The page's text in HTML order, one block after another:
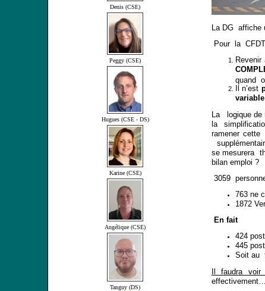
Denis (CSE)
Peggy (CSE)
Hugues (CSE - DS)
Karine (CSE)
Angélique (CSE)
Tanguy (DS)
La DG
Pour la
quand
Il n’est
La logique de
la
ramener
se mesurera
bilan emploi ?
3059
763 ne
1872
En fait
424
445
Soit au
Il faudra voir
effectivement…